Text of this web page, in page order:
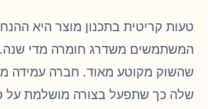
טעות קריטית בתכנון מוצר היא
המשתמשים משדרג חומרה מדי שנה.
שהשוק מקוטע מאוד. חברה עמידה
שלה כך שתפעל בצורה מושלמת על